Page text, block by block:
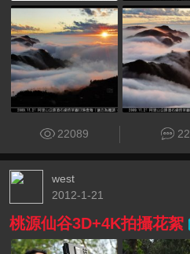
22089 22
west
2012-1-21
桃源仙谷3D+4K拍攝花絮